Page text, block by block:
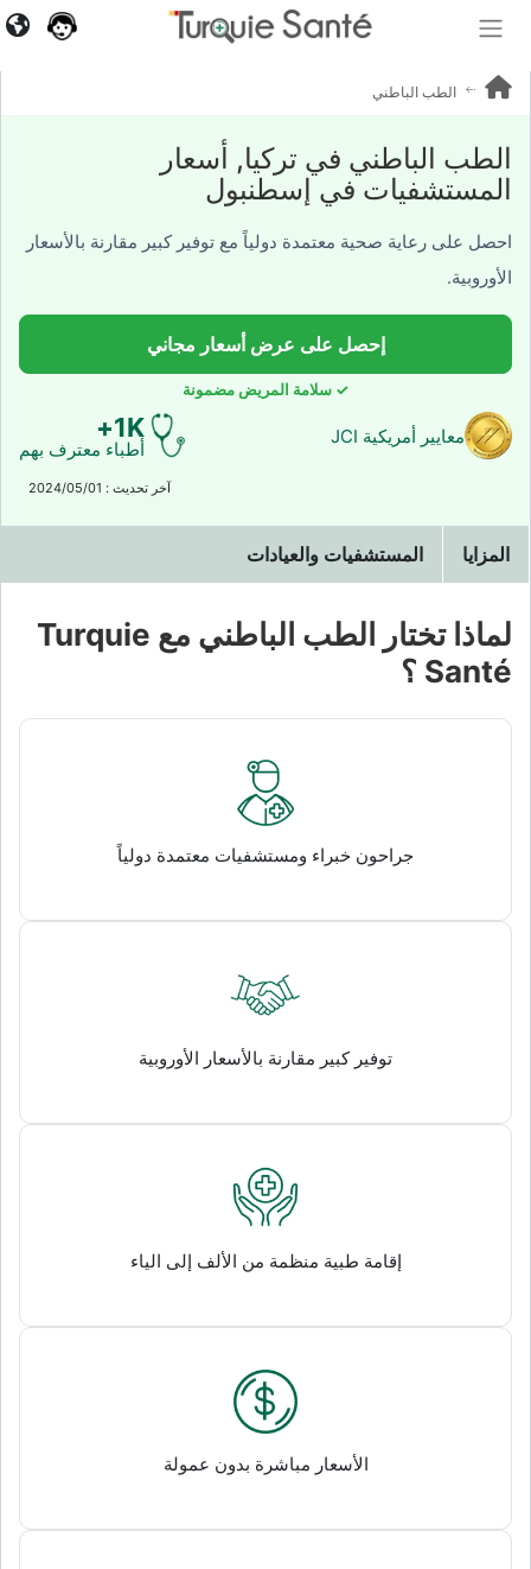
الطب الباطني
الطب الباطني في تركيا, أسعار
المستشفيات في إسطنبول
احصل على رعاية صحية معتمدة دولياً مع توفير كبير مقارنة بالأسعار
الأوروبية.
إحصل على عرض أسعار مجاني
✓ سلامة المريض مضمونة
معايير أمريكية JCI 1K+
أطباء معترف بهم
640+
آخر تحديث : 2024/05/01
المزايا المستشفيات والعيادات
لماذا تختار الطب الباطني مع Turquie
Santé ؟
جراحون خبراء ومستشفيات معتمدة دولياً
توفير كبير مقارنة بالأسعار الأوروبية
إقامة طبية منظمة من الألف إلى الياء
الأسعار مباشرة بدون عمولة